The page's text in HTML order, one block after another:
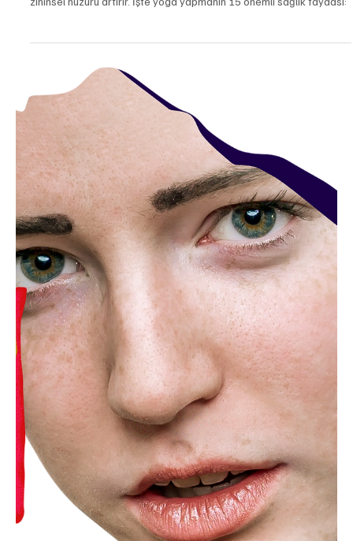
yogatr
3 dakikada okunur
Yoga
15 Maddede Yoga Yapmanın Sağlığına Faydaları
Düzenli yoga pratiği yapmak, hem fiziksel sağlığı geliştirir hem de